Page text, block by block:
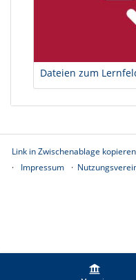
Dateien zum
Link in Zwischenablage kopieren
Impressum